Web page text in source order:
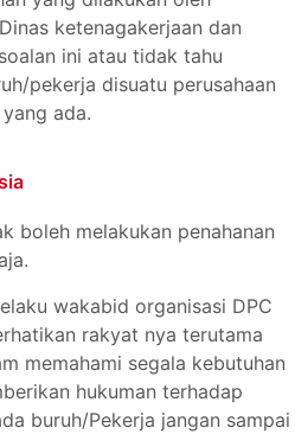
ketenagakerjaan dan
ini atau tidak tahu
pekerja disuatu perusahaan
ada.
boleh melakukan penahanan
wakabid organisasi DPC
rakyat nya terutama
memahami segala kebutuhan
hukuman terhadap
buruh/Pekerja jangan sampai